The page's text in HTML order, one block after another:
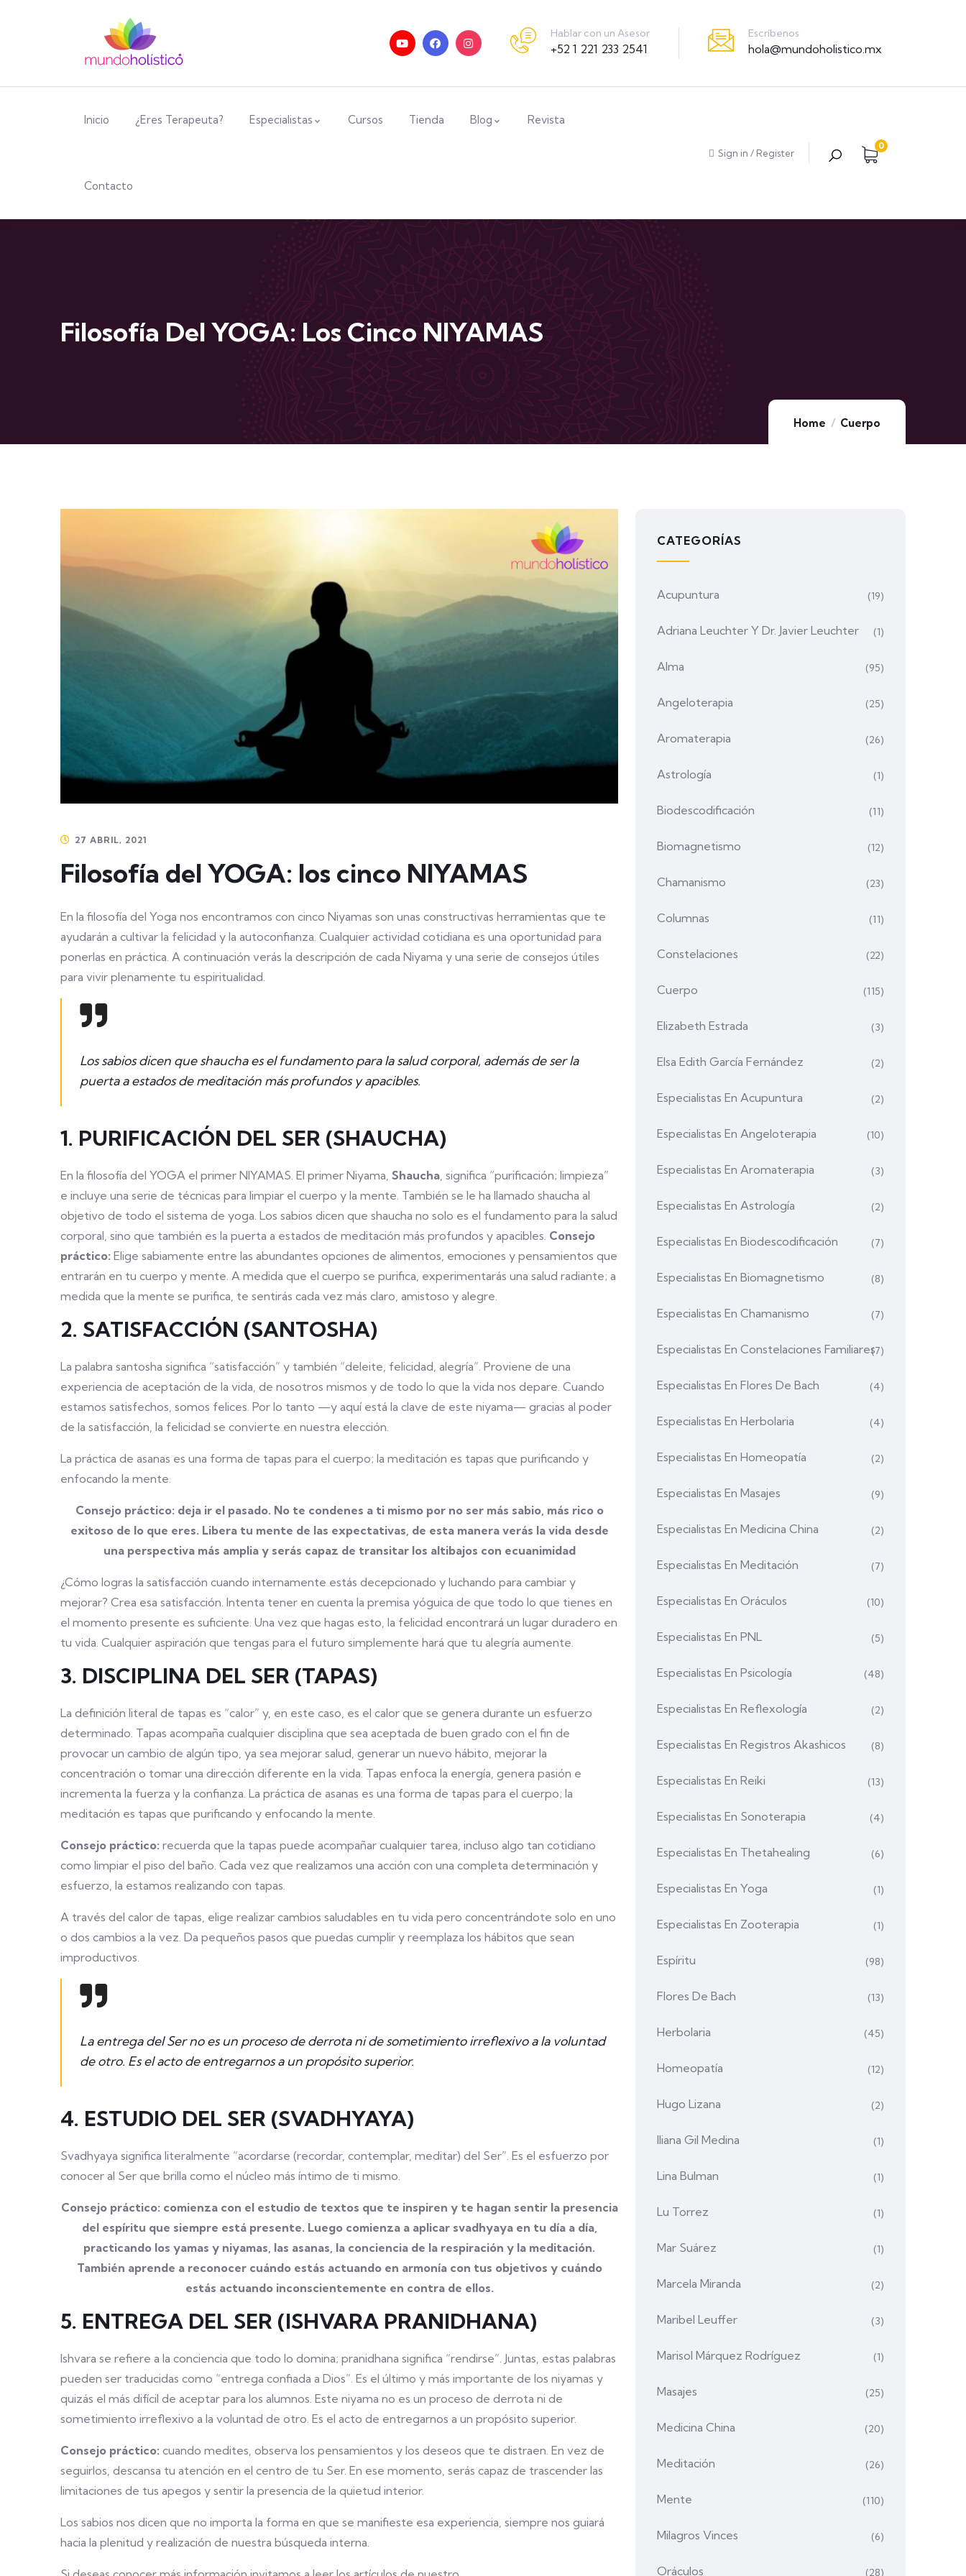
Hablar con un Asesor
+52 1 221 233 2541
Escríbenos
hola@mundoholistico.mx
Inicio ¿Eres Terapeuta? Especialistas Cursos Tienda Blog Revista
Contacto
Sign in / Register
0
Filosofía Del YOGA: Los Cinco NIYAMAS
Home Cuerpo
27 ABRIL, 2021
Filosofía del YOGA: los cinco NIYAMAS
En la filosofía del Yoga nos encontramos con cinco Niyamas son unas constructivas herramientas que te
ayudarán a cultivar la felicidad y la autoconfianza. Cualquier actividad cotidiana es una oportunidad para
ponerlas en práctica. A continuación verás la descripción de cada Niyama y una serie de consejos útiles
para vivir plenamente tu espiritualidad.
Los sabios dicen que shaucha es el fundamento para la salud corporal, además de ser la
puerta a estados de meditación más profundos y apacibles.
1. PURIFICACIÓN DEL SER (SHAUCHA)
En la filosofía del YOGA el primer NIYAMAS. El primer Niyama, Shaucha, significa “purificación; limpieza”
e incluye una serie de técnicas para limpiar el cuerpo y la mente. También se le ha llamado shaucha al
objetivo de todo el sistema de yoga. Los sabios dicen que shaucha no solo es el fundamento para la salud
corporal, sino que también es la puerta a estados de meditación más profundos y apacibles. Consejo
práctico: Elige sabiamente entre las abundantes opciones de alimentos, emociones y pensamientos que
entrarán en tu cuerpo y mente. A medida que el cuerpo se purifica, experimentarás una salud radiante; a
medida que la mente se purifica, te sentirás cada vez más claro, amistoso y alegre.
2. SATISFACCIÓN (SANTOSHA)
La palabra santosha significa “satisfacción” y también “deleite, felicidad, alegría”. Proviene de una
experiencia de aceptación de la vida, de nosotros mismos y de todo lo que la vida nos depare. Cuando
estamos satisfechos, somos felices. Por lo tanto —y aquí está la clave de este niyama— gracias al poder
de la satisfacción, la felicidad se convierte en nuestra elección.
La práctica de asanas es una forma de tapas para el cuerpo; la meditación es tapas que purificando y
enfocando la mente.
Consejo práctico: deja ir el pasado. No te condenes a ti mismo por no ser más sabio, más rico o
exitoso de lo que eres. Libera tu mente de las expectativas, de esta manera verás la vida desde
una perspectiva más amplia y serás capaz de transitar los altibajos con ecuanimidad
¿Cómo logras la satisfacción cuando internamente estás decepcionado y luchando para cambiar y
mejorar? Crea esa satisfacción. Intenta tener en cuenta la premisa yóguica de que todo lo que tienes en
el momento presente es suficiente. Una vez que hagas esto, la felicidad encontrará un lugar duradero en
tu vida. Cualquier aspiración que tengas para el futuro simplemente hará que tu alegría aumente.
3. DISCIPLINA DEL SER (TAPAS)
La definición literal de tapas es “calor” y, en este caso, es el calor que se genera durante un esfuerzo
determinado. Tapas acompaña cualquier disciplina que sea aceptada de buen grado con el fin de
provocar un cambio de algún tipo, ya sea mejorar salud, generar un nuevo hábito, mejorar la
concentración o tomar una dirección diferente en la vida. Tapas enfoca la energía, genera pasión e
incrementa la fuerza y la confianza. La práctica de asanas es una forma de tapas para el cuerpo; la
meditación es tapas que purificando y enfocando la mente.
Consejo práctico: recuerda que la tapas puede acompañar cualquier tarea, incluso algo tan cotidiano
como limpiar el piso del baño. Cada vez que realizamos una acción con una completa determinación y
esfuerzo, la estamos realizando con tapas.
A través del calor de tapas, elige realizar cambios saludables en tu vida pero concentrándote solo en uno
o dos cambios a la vez. Da pequeños pasos que puedas cumplir y reemplaza los hábitos que sean
improductivos.
La entrega del Ser no es un proceso de derrota ni de sometimiento irreflexivo a la voluntad
de otro. Es el acto de entregarnos a un propósito superior.
4. ESTUDIO DEL SER (SVADHYAYA)
Svadhyaya significa literalmente “acordarse (recordar, contemplar, meditar) del Ser”. Es el esfuerzo por
conocer al Ser que brilla como el núcleo más íntimo de ti mismo.
Consejo práctico: comienza con el estudio de textos que te inspiren y te hagan sentir la presencia
del espíritu que siempre está presente. Luego comienza a aplicar svadhyaya en tu día a día,
practicando los yamas y niyamas, las asanas, la conciencia de la respiración y la meditación.
También aprende a reconocer cuándo estás actuando en armonía con tus objetivos y cuándo
estás actuando inconscientemente en contra de ellos.
5. ENTREGA DEL SER (ISHVARA PRANIDHANA)
Ishvara se refiere a la conciencia que todo lo domina; pranidhana significa “rendirse”. Juntas, estas palabras
pueden ser traducidas como “entrega confiada a Dios”. Es el último y más importante de los niyamas y
quizás el más difícil de aceptar para los alumnos. Este niyama no es un proceso de derrota ni de
sometimiento irreflexivo a la voluntad de otro. Es el acto de entregarnos a un propósito superior.
Consejo práctico: cuando medites, observa los pensamientos y los deseos que te distraen. En vez de
seguirlos, descansa tu atención en el centro de tu Ser. En ese momento, serás capaz de trascender las
limitaciones de tus apegos y sentir la presencia de la quietud interior.
Los sabios nos dicen que no importa la forma en que se manifieste esa experiencia, siempre nos guiará
hacia la plenitud y realización de nuestra búsqueda interna.
CATEGORÍAS
Acupuntura (19)
Adriana Leuchter Y Dr. Javier Leuchter (1)
Alma (95)
Angeloterapia (25)
Aromaterapia (26)
Astrología (1)
Biodescodificación (11)
Biomagnetismo (12)
Chamanismo (23)
Columnas (11)
Constelaciones (22)
Cuerpo (115)
Elizabeth Estrada (3)
Elsa Edith García Fernández (2)
Especialistas En Acupuntura (2)
Especialistas En Angeloterapia (10)
Especialistas En Aromaterapia (3)
Especialistas En Astrología (2)
Especialistas En Biodescodificación (7)
Especialistas En Biomagnetismo (8)
Especialistas En Chamanismo (7)
Especialistas En Constelaciones Familiares(7)
Especialistas En Flores De Bach (4)
Especialistas En Herbolaria (4)
Especialistas En Homeopatía (2)
Especialistas En Masajes (9)
Especialistas En Medicina China (2)
Especialistas En Meditación (7)
Especialistas En Oráculos (10)
Especialistas En PNL (5)
Especialistas En Psicología (48)
Especialistas En Reflexología (2)
Especialistas En Registros Akashicos (8)
Especialistas En Reiki (13)
Especialistas En Sonoterapia (4)
Especialistas En Thetahealing (6)
Especialistas En Yoga (1)
Especialistas En Zooterapia (1)
Espíritu (98)
Flores De Bach (13)
Herbolaria (45)
Homeopatía (12)
Hugo Lizana (2)
Iliana Gil Medina (1)
Lina Bulman (1)
Lu Torrez (1)
Mar Suárez (1)
Marcela Miranda (2)
Maribel Leuffer (3)
Marisol Márquez Rodríguez (1)
Masajes (25)
Medicina China (20)
Meditación (26)
Mente (110)
Milagros Vinces (6)
Oráculos (28)